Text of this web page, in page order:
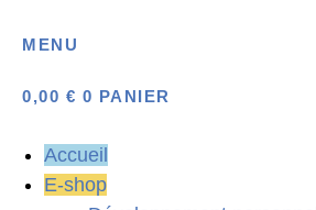
MENU
0,00 € 0 PANIER
Accueil
E-shop